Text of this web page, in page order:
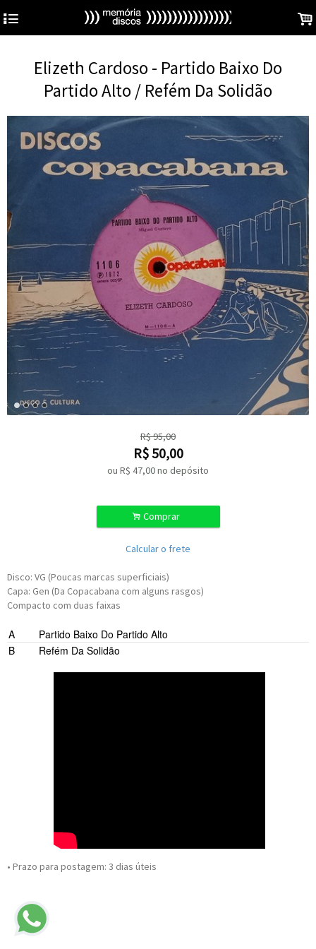
4 .
Elizeth Cardoso - Partido Baixo Do
Partido Alto / Refém Da Solidão
R$95,00
R$50,00
ou R$ 47,00no depósito
. Comprar
Calcular o frete
Disco: VG (Poucas marcas superficiais)
Capa: Gen (Da Copacabana com alguns rasgos)
Compacto com duas faixas
A
Partido Baixo Do Partido Alto
B
Refém Da Solidão
• Prazo para postagem: 3 dias úteis